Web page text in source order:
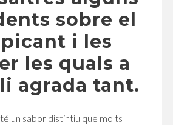
sobre el
i les
les quals a
agrada tant.
un sabor distintiu que molts